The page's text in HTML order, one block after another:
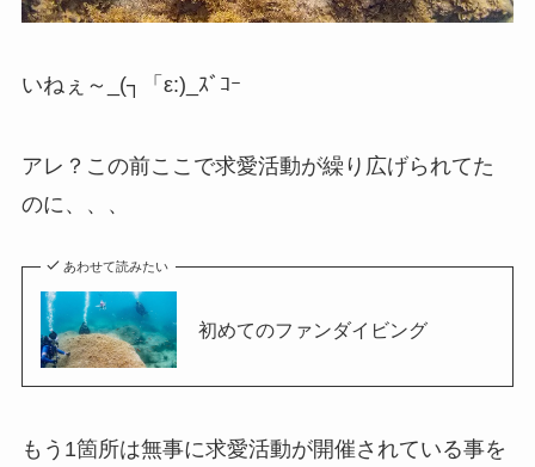
いねぇ～_(┐「ε:)_ｽﾞｺｰ
アレ？この前ここで求愛活動が繰り広げられてた
のに、、、
あわせて読みたい
初めてのファンダイビング
もう1箇所は無事に求愛活動が開催されている事を